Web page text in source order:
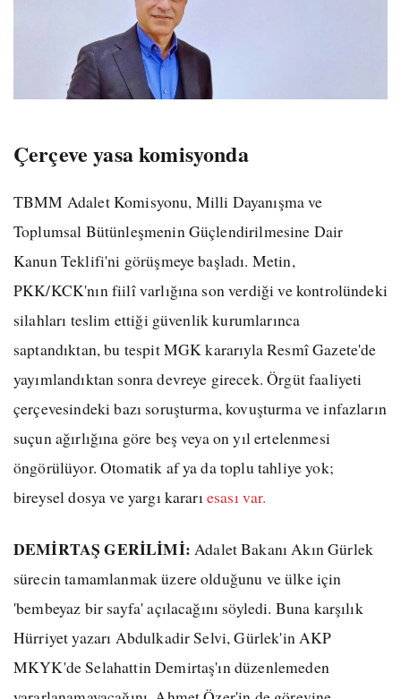
Çerçeve yasa komisyonda
TBMM Adalet Komisyonu, Milli Dayanışma ve
Toplumsal Bütünleşmenin Güçlendirilmesine Dair
Kanun Teklifi'ni görüşmeye başladı. Metin,
PKK/KCK'nın fiilî varlığına son verdiği ve kontrolündeki
silahları teslim ettiği güvenlik kurumlarınca
saptandıktan, bu tespit MGK kararıyla Resmî Gazete'de
yayımlandıktan sonra devreye girecek. Örgüt faaliyeti
çerçevesindeki bazı soruşturma, kovuşturma ve infazların
suçun ağırlığına göre beş veya on yıl ertelenmesi
öngörülüyor. Otomatik af ya da toplu tahliye yok;
bireysel dosya ve yargı kararıesası var.
DEMİRTAŞ GERİLİMİ: Adalet Bakanı Akın Gürlek
sürecin tamamlanmak üzere olduğunu ve ülke için
'bembeyaz bir sayfa' açılacağını söyledi. Buna karşılık
Hürriyet yazarı Abdulkadir Selvi, Gürlek'in AKP
MKYK'de Selahattin Demirtaş'ın düzenlemeden